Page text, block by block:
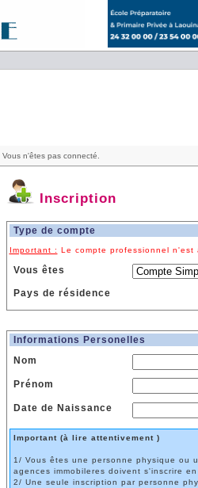
n'êtes pas connecté.
Inscription
Type de compte
Important : Le compte professionnel n'est
Vous êtes
Pays de résidence
Informations Personelles
Nom
Prénom
Date de Naissance
Important (à lire attentivement )
1/ Vous êtes une personne physique ou
agences immobileres doivent s'inscrire
2/ Une seule inscription par personne